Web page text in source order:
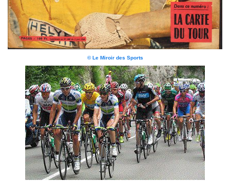
© Le Miroir des Sports